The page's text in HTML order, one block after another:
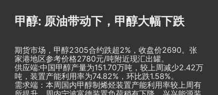
甲醇: 原油带动下，甲醇大幅下跌
期货市场，甲醇2305合约跌超2%，收盘价2690。张
家港地区参考价格2780元/吨附近现汇出罐。
供应端:中国甲醇产量为151.70万吨，较上周减少2.42万
吨，装置产能利用率为74.82%，环比跌1.58%。
需求端：本周国内甲醇制烯烃装置产能利用率较上周有